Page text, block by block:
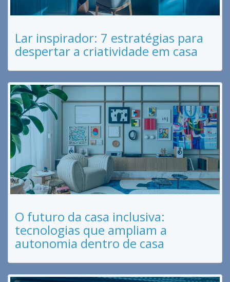
Lar inspirador: 7 estratégias para
despertar a criatividade em casa
O futuro da casa inclusiva:
tecnologias que ampliam a
autonomia dentro de casa